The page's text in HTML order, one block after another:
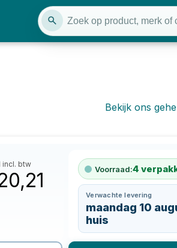
Bekijk ons
incl. btw Voorraad:4
Verwachte levering
maandag 10
huis